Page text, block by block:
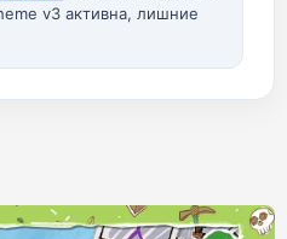
v3 активна, лишние